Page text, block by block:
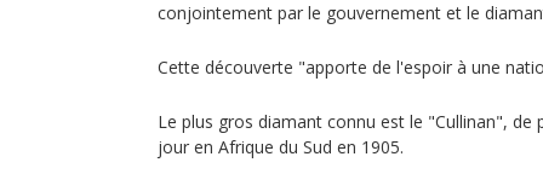
conjointement par le gouvernement et le
Cette découverte "apporte de l'espoir à une
Le plus gros diamant connu est le "Cullinan", de
jour en Afrique du Sud en 1905.